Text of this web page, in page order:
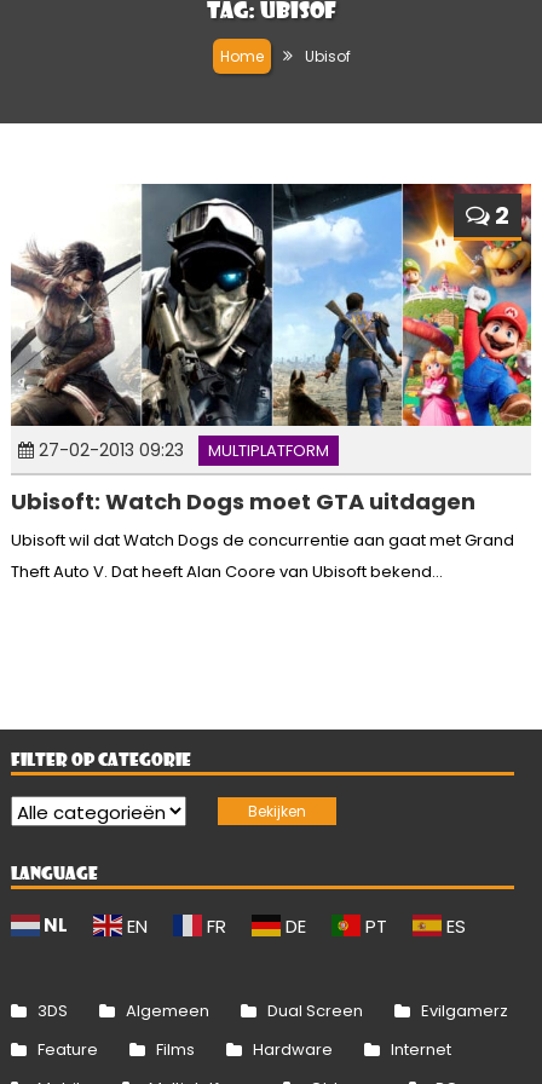
Tag: Ubisof
Home Ubisof
2
27-02-2013 09:23 MULTIPLATFORM
Ubisoft: Watch Dogs moet GTA uitdagen
Ubisoft wil dat Watch Dogs de concurrentie aan gaat met Grand
Theft Auto V. Dat heeft Alan Coore van Ubisoft bekend...
FILTER OP CATEGORIE
LANGUAGE
NL EN FR DE PT ES
3DS Algemeen Dual Screen
Evilgamerz
Feature
Films Hardware
Internet